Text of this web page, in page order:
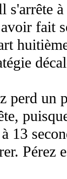
s'arrête
fait
perd un
13
Pérez